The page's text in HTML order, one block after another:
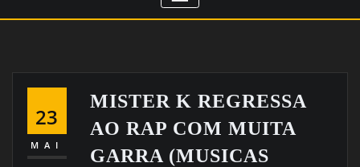
23
MAI
MISTER K REGRESSA
AO RAP COM MUITA
GARRA (MUSICAS